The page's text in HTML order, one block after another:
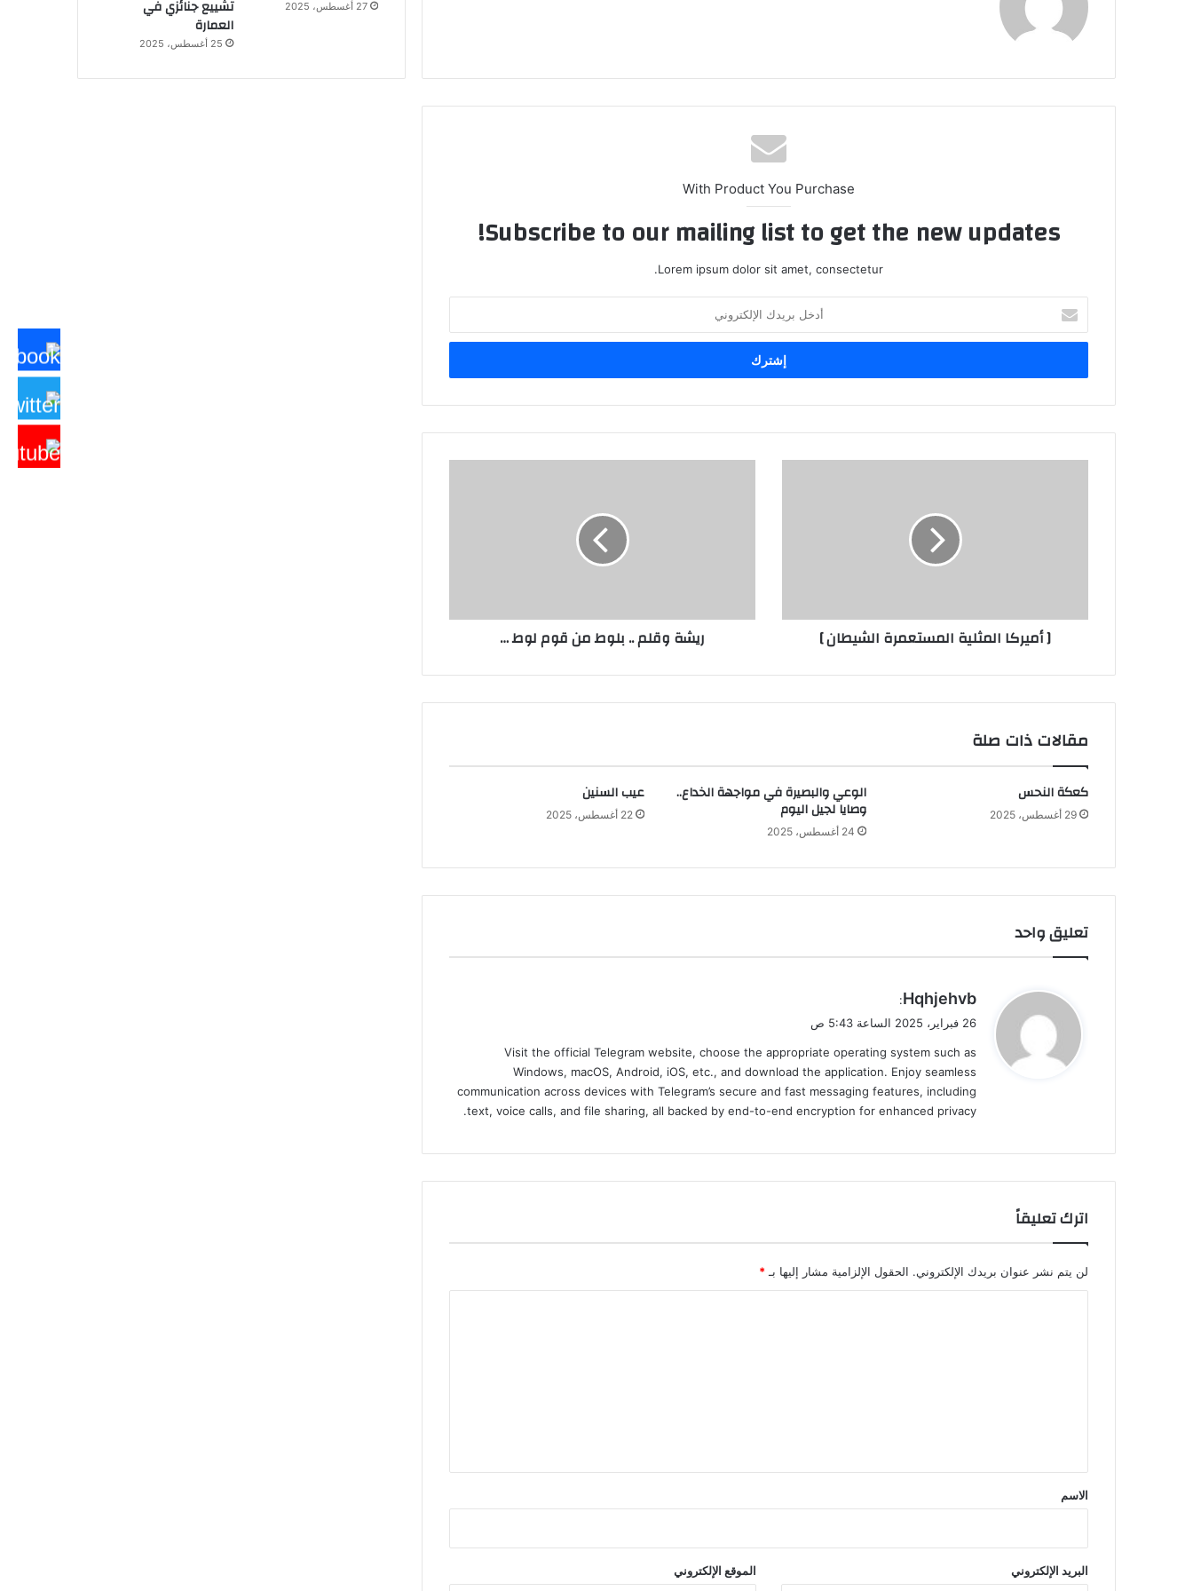
With Product You Purchase
Subscribe to our mailing list to get the new updates!
Lorem ipsum dolor sit amet, consectetur.
بريدك
الإلكتروني
[ أميركا المثلية المستعمرة الشيطان ] ريشة وقلم .. بلوط من قوم لوط …
مقالات ذات صلة
كعكة النحس
29 أغسطس، 2025
الوعي والبصيرة في مواجهة الخداع..
وصايا لجيل اليوم
24 أغسطس، 2025
عيب السنين
22 أغسطس، 2025
تعليق واحد
ي
ل
Hqhjehvb
:
26 فبراير، 2025 الساعة 5:43 ص
Visit the official Telegram website, choose the appropriate operating system such as
Windows, macOS, Android, iOS, etc., and download the application. Enjoy seamless
communication across devices with Telegram’s secure and fast messaging features, including
text, voice calls, and file sharing, all backed by end-to-end encryption for enhanced privacy.
اترك تعليقاً
لن يتم نشر عنوان بريدك الإلكتروني. الحقول الإلزامية مشار إليها بـ *
*
الاسم
البريد الإلكتروني الموقع الإلكتروني
27 أغسطس، 2025
تشييع جنائزي في
العمارة
25 أغسطس، 2025